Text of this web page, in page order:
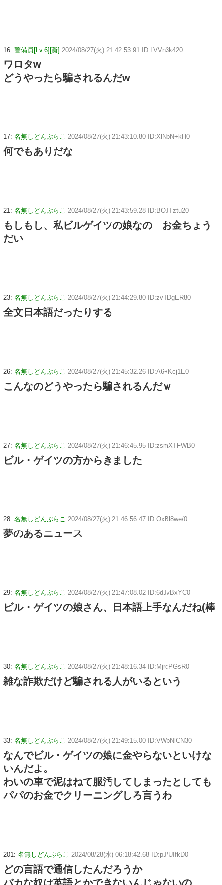
16: 警備員[Lv.6][新] 2024/08/27(火) 21:42:53.91 ID:LVVn3k420
ワロタw
どうやったら騙されるんだw
17: 名無しどんぶらこ 2024/08/27(火) 21:43:10.80 ID:XlNbN+kH0
何でもありだな
21: 名無しどんぶらこ 2024/08/27(火) 21:43:59.28 ID:BOJTztu20
もしもし、私ビルゲイツの娘なの お金ちょう
だい
23: 名無しどんぶらこ 2024/08/27(火) 21:44:29.80 ID:zvTDgER80
全文日本語だったりする
26: 名無しどんぶらこ 2024/08/27(火) 21:45:32.26 ID:A6+Kcj1E0
こんなのどうやったら騙されるんだｗ
27: 名無しどんぶらこ 2024/08/27(火) 21:46:45.95 ID:zsmXTFWB0
ビル・ゲイツの方からきました
28: 名無しどんぶらこ 2024/08/27(火) 21:46:56.47 ID:OxBl8we/0
夢のあるニュース
29: 名無しどんぶらこ 2024/08/27(火) 21:47:08.02 ID:6dJvBxYC0
ビル・ゲイツの娘さん、日本語上手なんだね(棒
30: 名無しどんぶらこ 2024/08/27(火) 21:48:16.34 ID:MjrcPGsR0
雑な詐欺だけど騙される人がいるという
33: 名無しどんぶらこ 2024/08/27(火) 21:49:15.00 ID:VWbNlCN30
なんでビル・ゲイツの娘に金やらないといけな
いんだよ。
わいの車で泥はねて服汚してしまったとしても
パパのお金でクリーニングしろ言うわ
201: 名無しどんぶらこ 2024/08/28(水) 06:18:42.68 ID:pJ/UIfkD0
どの言語で通信したんだろうか
バカな奴は英語とかできないんじゃないの